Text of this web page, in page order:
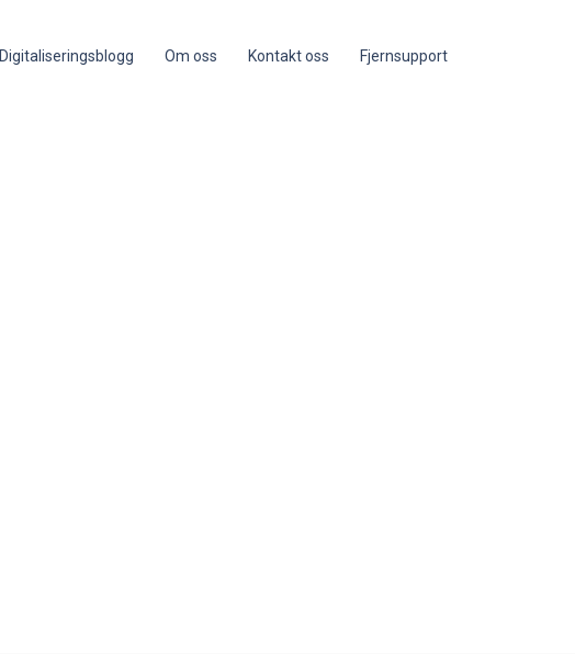
Digitaliseringsblogg Om oss Kontakt oss Fjernsupport